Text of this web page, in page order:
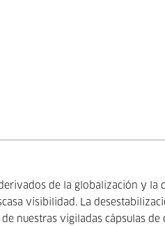
de la globalización y la
visibilidad. La
nuestras vigiladas cápsulas de